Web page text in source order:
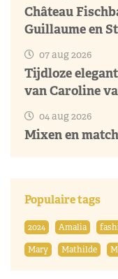
Château
Guillaume en
07 aug 2026
Tijdloze
van Caroline
04 aug 2026
Mixen en
Populaire tags
2024 Amalia
Mary
Mathilde